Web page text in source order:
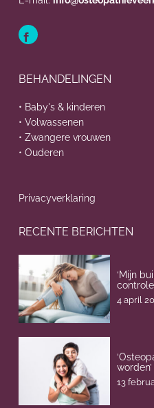
BEHANDELINGEN
• Baby's & kinderen
• Volwassenen
• Zwangere vrouwen
• Ouderen
Privacyverklaring
RECENTE BERICHTEN
‘Mijn
controle’
4 april
worden’
13